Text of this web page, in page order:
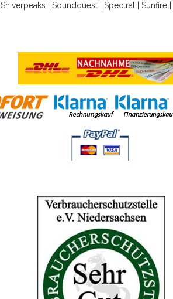
Shiverpeaks Soundquest Spectral Sunfire